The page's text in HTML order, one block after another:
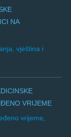
NA
vještina i
VRIJEME
vrijeme,